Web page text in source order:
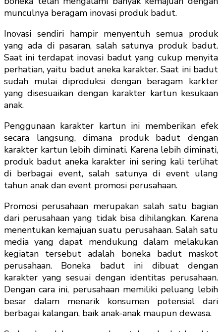
munculnya beragam inovasi produk badut.
Inovasi sendiri hampir menyentuh semua produk
yang ada di pasaran, salah satunya produk badut.
Saat ini terdapat inovasi badut yang cukup menyita
perhatian, yaitu badut aneka karakter. Saat ini badut
sudah mulai diproduksi dengan beragam karkter
yang disesuaikan dengan karakter kartun kesukaan
anak.
Penggunaan karakter kartun ini memberikan efek
secara langsung, dimana produk badut dengan
karakter kartun lebih diminati. Karena lebih diminati,
produk badut aneka karakter ini sering kali terlihat
di berbagai event, salah satunya di event ulang
tahun anak dan event promosi perusahaan.
Promosi perusahaan merupakan salah satu bagian
dari perusahaan yang tidak bisa dihilangkan. Karena
menentukan kemajuan suatu perusahaan. Salah satu
media yang dapat mendukung dalam melakukan
kegiatan tersebut adalah boneka badut maskot
perusahaan. Boneka badut ini dibuat dengan
karakter yang sesuai dengan identitas perusahaan.
Dengan cara ini, perusahaan memiliki peluang lebih
besar dalam menarik konsumen potensial dari
berbagai kalangan, baik anak-anak maupun dewasa.